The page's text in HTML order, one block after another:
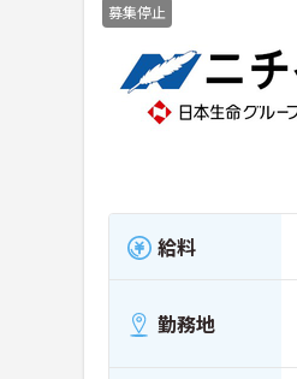
募集停止
給料
勤務地